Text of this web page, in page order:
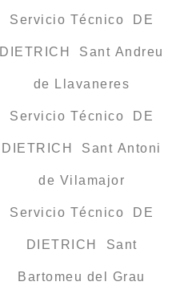
Servicio Técnico DE
DIETRICH Sant Andreu
de Llavaneres
Servicio Técnico DE
DIETRICH Sant Antoni
de Vilamajor
Servicio Técnico DE
DIETRICH Sant
Bartomeu del Grau